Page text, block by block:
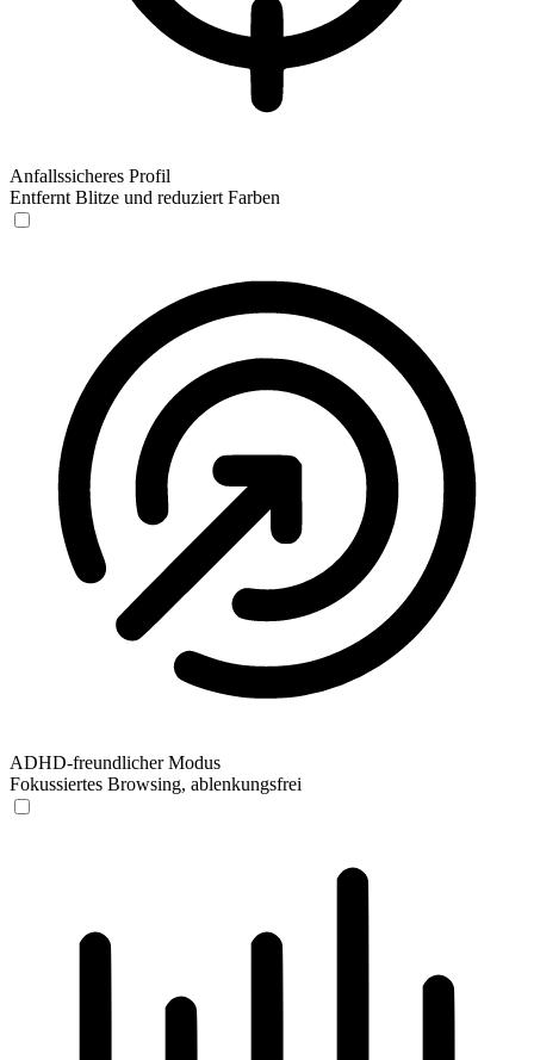
Anfallssicheres Profil
Entfernt Blitze und reduziert Farben
ADHD-freundlicher Modus
Fokussiertes Browsing, ablenkungsfrei